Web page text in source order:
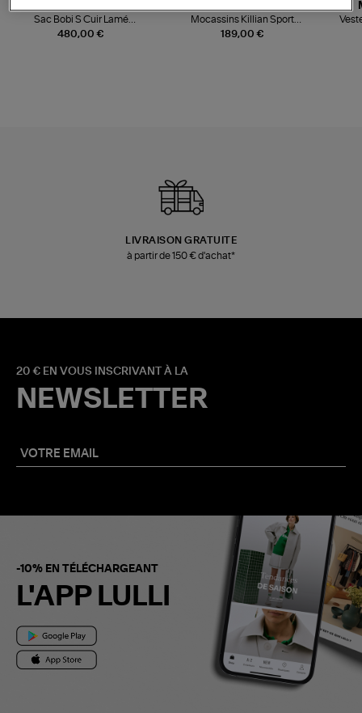
480,00 €
Sac Bobi S Cuir Lamé
Champagne
189,00 €
Mocassins Killian Sport
Mousse
LIVRAISON GRATUITE
à partir de 150 € d'achat*
20 € EN VOUS INSCRIVANT À LA
NEWSLETTER
-10% EN TÉLÉCHARGEANT
L'APP LULLI